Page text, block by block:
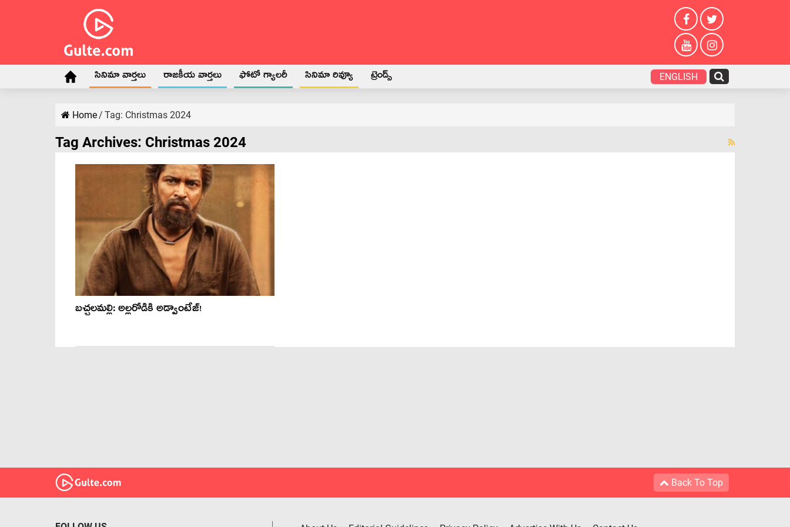
సినిమా వార్తలు రాజకీయ వార్తలు ఫోటో గ్యాలరీ సినిమా రివ్యూ ట్రెండ్స్ ENGLISH
Home/ Tag: Christmas 2024
Tag Archives: Christmas 2024
బచ్చలమల్లి: అల్లరోడికి అడ్వాంటేజ్!
Back To Top